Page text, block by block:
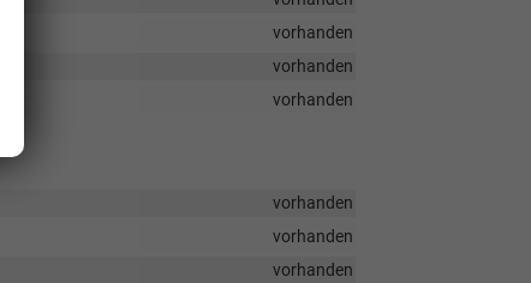
vorhanden
vorhanden
vorhanden
vorhanden
vorhanden
vorhanden